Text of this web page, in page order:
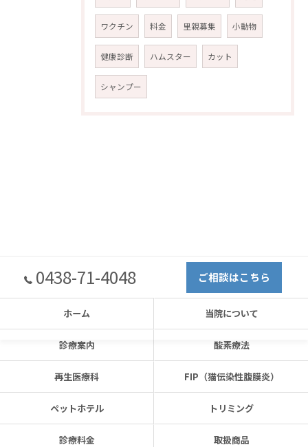
ワクチン 料金 里親募集 小動物
健康診断 ハムスター カット
シャンプー
0438-71-4048 ご相談はこちら
ホーム 当院について
診療案内 酸素療法
再生医療科 FIP（猫伝染性腹膜炎）
ペットホテル トリミング
診療料金 取扱商品